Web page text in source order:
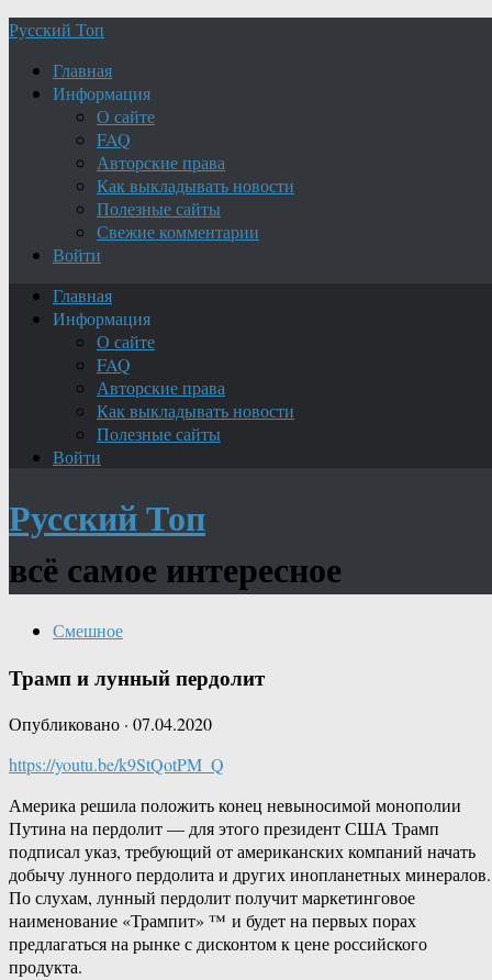
Русский Топ
Главная
Информация
О сайте
FAQ
Авторские права
Как выкладывать новости
Полезные сайты
Свежие комментарии
Войти
Главная
Информация
О сайте
FAQ
Авторские права
Как выкладывать новости
Полезные сайты
Войти
Русский Топ
всё самое интересное
Смешное
Трамп и лунный пердолит
Опубликовано · 07.04.2020
https://youtu.be/k9StQotPM_Q
Америка решила положить конец невыносимой монополии
Путина на пердолит — для этого президент США Трамп
подписал указ, требующий от американских компаний начать
добычу лунного пердолита и других инопланетных минералов.
По слухам, лунный пердолит получит маркетинговое
наименование «Трампит» ™ и будет на первых порах
предлагаться на рынке с дисконтом к цене российского
продукта.